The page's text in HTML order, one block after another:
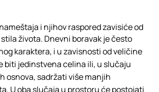
i njihov raspored zavisiće od
života. Dnevni boravak je često
karaktera, i u zavisnosti od veličine
biti jedinstvena celina ili, u slučaju
osnova, sadržati više manjih
U oba slučaja u prostoru će postojati